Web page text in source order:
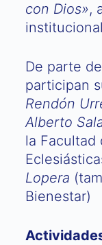
con Dios»,
De parte
participan
Rendón
Alberto
la Facultad
Lopera
Bienestar)